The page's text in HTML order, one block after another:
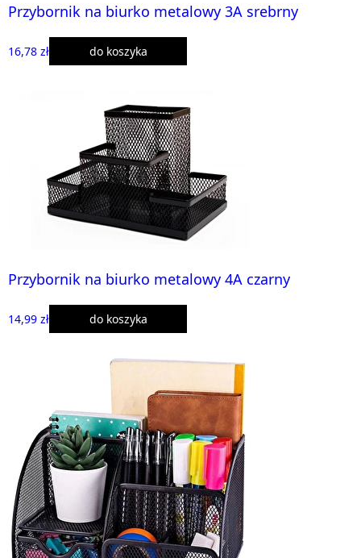
Przybornik na biurko metalowy 3A srebrny
16,78 zł do koszyka
Przybornik na biurko metalowy 4A czarny
14,99 zł do koszyka